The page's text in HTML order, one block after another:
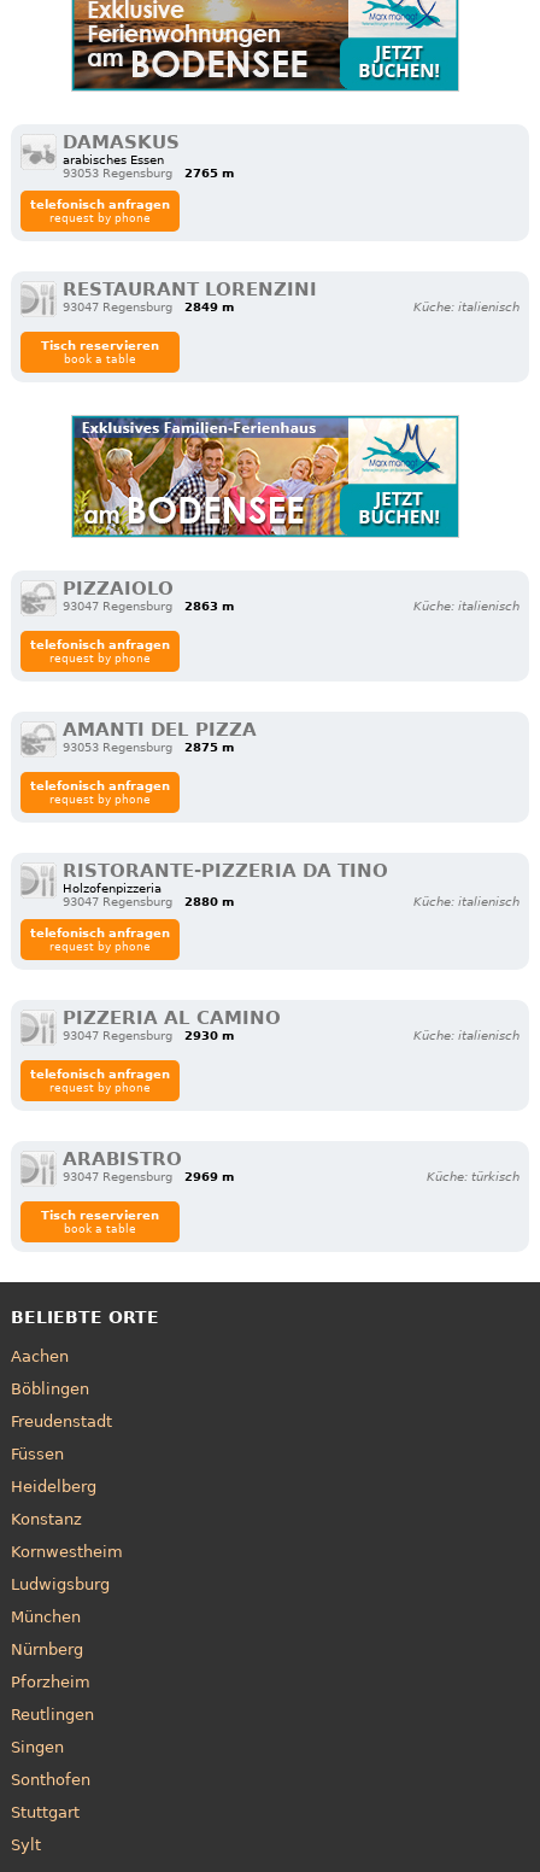
DAMASKUS
arabisches Essen
93053 Regensburg
2765 m
telefonisch anfragen
request by phone
RESTAURANT LORENZINI
93047 Regensburg 2849 m Küche: italienisch
Tisch reservieren
book a table
PIZZAIOLO
93047 Regensburg 2863 m Küche: italienisch
telefonisch anfragen
request by phone
AMANTI DEL PIZZA
93053 Regensburg 2875 m
telefonisch anfragen
request by phone
RISTORANTE-PIZZERIA DA TINO
Holzofenpizzeria
93047 Regensburg
2880 m Küche: italienisch
telefonisch anfragen
request by phone
PIZZERIA AL CAMINO
93047 Regensburg 2930 m Küche: italienisch
telefonisch anfragen
request by phone
ARABISTRO
93047 Regensburg 2969 m Küche: türkisch
Tisch reservieren
book a table
BELIEBTE ORTE
Aachen
Böblingen
Freudenstadt
Füssen
Heidelberg
Konstanz
Kornwestheim
Ludwigsburg
München
Nürnberg
Pforzheim
Reutlingen
Singen
Sonthofen
Stuttgart
Sylt